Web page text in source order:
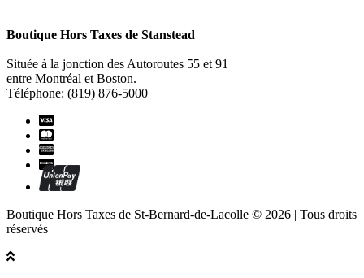
Boutique Hors Taxes de Stanstead
Située à la jonction des Autoroutes 55 et 91
entre Montréal et Boston.
Téléphone: (819) 876-5000
Boutique Hors Taxes de St-Bernard-de-Lacolle © 2026 | Tous droits
réservés